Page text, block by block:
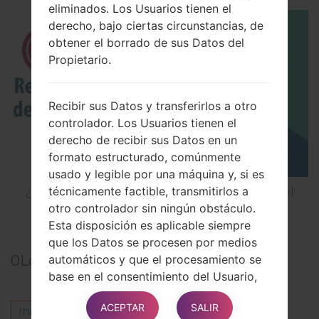
¿Cómo restablecer datos de fábrica a través del
menú en LG G5 H850?
0Los comentarios
Inicie la sesión para dejar su comentario.
eliminados. Los Usuarios tienen el
derecho, bajo ciertas circunstancias, de
obtener el borrado de sus Datos del
Propietario.
Recibir sus Datos y transferirlos a otro
controlador. Los Usuarios tienen el
derecho de recibir sus Datos en un
formato estructurado, comúnmente
usado y legible por una máquina y, si es
técnicamente factible, transmitirlos a
otro controlador sin ningún obstáculo.
Esta disposición es aplicable siempre
que los Datos se procesen por medios
automáticos y que el procesamiento se
base en el consentimiento del Usuario,
en un contrato del cual el Usuario forma
parte o en obligaciones
ACEPTAR SALIR